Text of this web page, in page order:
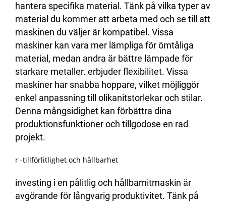
hantera specifika material. Tänk på vilka typer av
material du kommer att arbeta med och se till att
maskinen du väljer är kompatibel. Vissa
maskiner kan vara mer lämpliga för ömtåliga
material, medan andra är bättre lämpade för
starkare metaller. erbjuder flexibilitet. Vissa
maskiner har snabba hoppare, vilket möjliggör
enkel anpassning till olikanitstorlekar och stilar.
Denna mångsidighet kan förbättra dina
produktionsfunktioner och tillgodose en rad
projekt.
r -tillförlitlighet och hållbarhet
investing i en pålitlig och hållbarnitmaskin är
avgörande för långvarig produktivitet. Tänk på